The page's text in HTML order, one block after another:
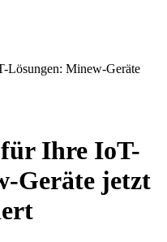
Lösungen: Minew-Geräte
Ihre IoT-
Geräte jetzt